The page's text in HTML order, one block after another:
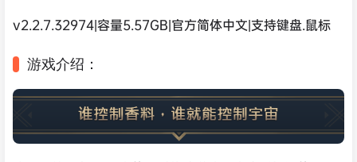
v2.2.7.32974|容量5.57GB|官方简体中文|支持键盘.鼠标
游戏介绍：